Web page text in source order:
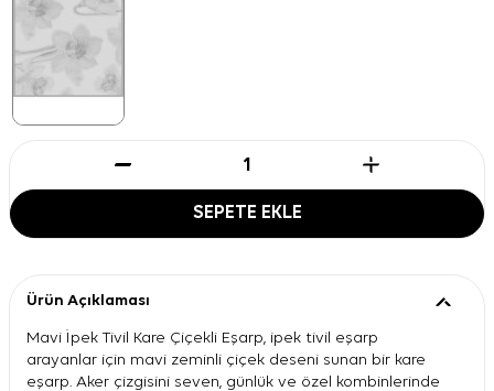
SEPETE EKLE
Ürün Açıklaması
Mavi İpek Tivil Kare Çiçekli Eşarp, ipek tivil eşarp
arayanlar için mavi zeminli çiçek deseni sunan bir kare
eşarp. Aker çizgisini seven, günlük ve özel kombinlerinde